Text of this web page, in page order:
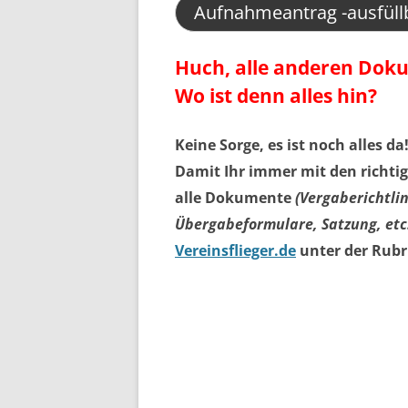
Aufnahmeantrag -
Huch, alle anderen
Wo ist denn alles hin?
Keine Sorge, es ist noch alles da!
Damit Ihr immer mit den
alle Dokumente
Übergabeformulare, Satzung,
Vereinsflieger.de unter der